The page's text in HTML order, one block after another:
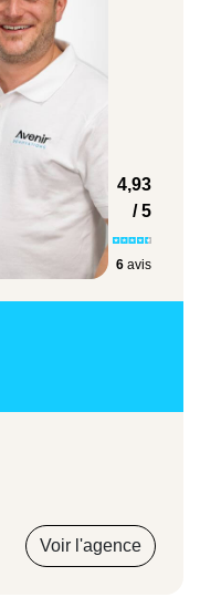
4,93
/ 5
6 avis
Voir l'agence